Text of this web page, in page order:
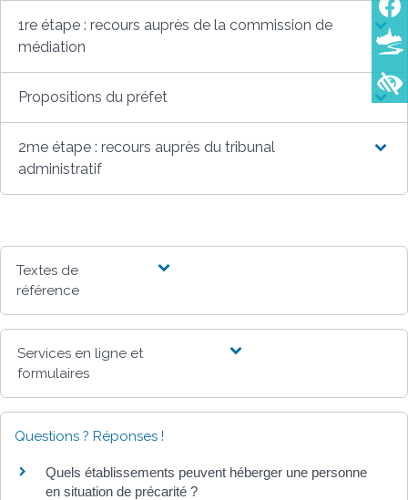
1re étape : recours auprès de la commission de
médiation
Propositions du préfet
2me étape : recours auprès du tribunal
administratif
Textes de
référence
Services en ligne et
formulaires
Questions ? Réponses !
Quels établissements peuvent héberger une personne
en situation de précarité ?